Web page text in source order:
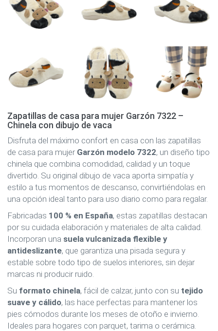
Zapatillas de casa para mujer Garzón 7322 –
Chinela con dibujo de vaca
Disfruta del máximo confort en casa con las zapatillas
de casa para mujer Garzón modelo 7322, un diseño tipo
chinela que combina comodidad, calidad y un toque
divertido. Su original dibujo de vaca aporta simpatía y
estilo a tus momentos de descanso, convirtiéndolas en
una opción ideal tanto para uso diario como para regalar.
Fabricadas 100 % en España, estas zapatillas destacan
por su cuidada elaboración y materiales de alta calidad.
Incorporan una suela vulcanizada flexible y
antideslizante, que garantiza una pisada segura y
estable sobre todo tipo de suelos interiores, sin dejar
marcas ni producir ruido.
Su formato chinela, fácil de calzar, junto con su tejido
suave y cálido, las hace perfectas para mantener los
pies cómodos durante los meses de otoño e invierno.
Ideales para hogares con parquet, tarima o cerámica.